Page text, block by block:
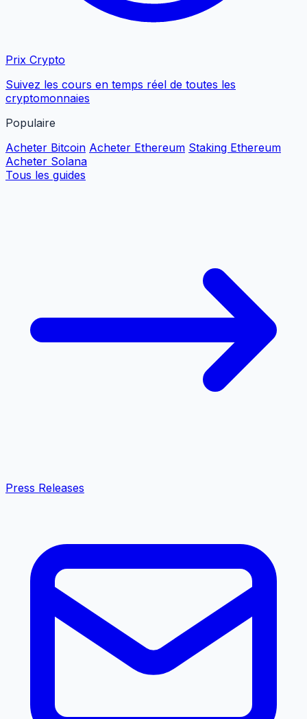
Prix Crypto
Suivez les cours en temps réel de toutes les
cryptomonnaies
Populaire
Acheter Bitcoin Acheter Ethereum Staking Ethereum
Acheter Solana
Tous les guides
Press Releases